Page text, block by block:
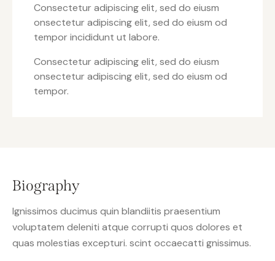
Consectetur adipiscing elit, sed do eiusm
onsectetur adipiscing elit, sed do eiusm od
tempor incididunt ut labore.
Consectetur adipiscing elit, sed do eiusm
onsectetur adipiscing elit, sed do eiusm od
tempor.
Biography
Ignissimos ducimus quin blandiitis praesentium
voluptatem deleniti atque corrupti quos dolores et
quas molestias excepturi. scint occaecatti gnissimus.